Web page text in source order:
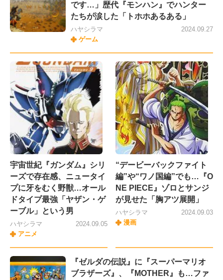
です…」歴代『モンハン』でハンター
たちが涙した「トホホあるある」
ハヤシラマ
ゲーム
2024.09.27
宇宙世紀『ガンダム』シリ
ーズで存在感、ニュータイ
プに牙をむく野獣…オール
ドタイプ最強「ヤザン・ゲ
ーブル」という男
ハヤシラマ
アニメ
2024.09.05
“デービーバックファイト
編”や“ワノ国編”でも…『O
NE PIECE』ゾロとサンジ
が見せた「胸アツ展開」
ハヤシラマ
漫画
2024.09.03
『ゼルダの伝説』に『スーパーマリオ
ブラザーズ』、『MOTHER』も…ファ